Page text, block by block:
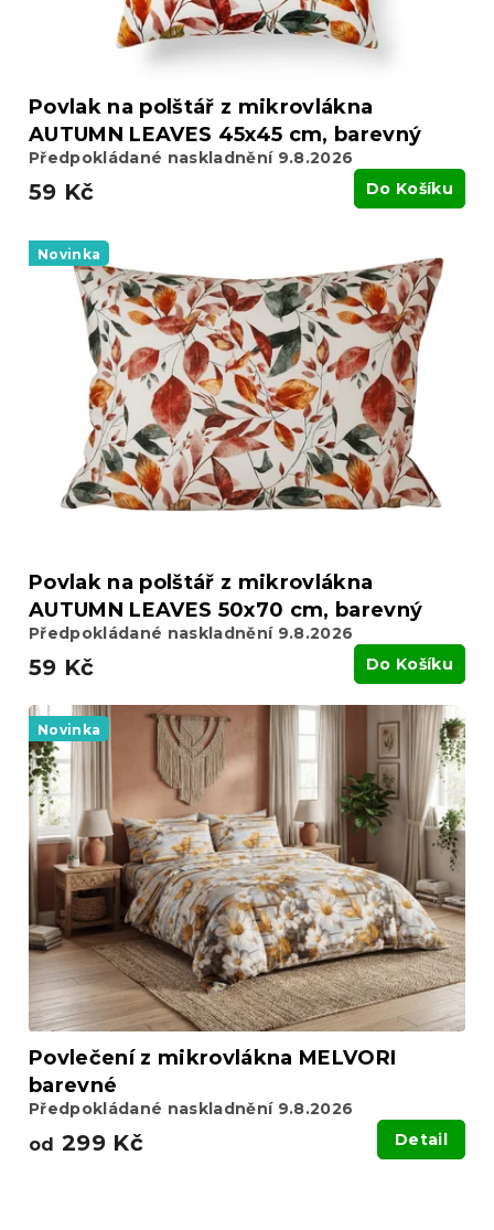
Povlak na polštář z mikrovlákna
AUTUMN LEAVES 45x45 cm, barevný
Předpokládané naskladnění 9.8.2026
59 Kč Do Košíku
Novinka
Povlak na polštář z mikrovlákna
AUTUMN LEAVES 50x70 cm, barevný
Předpokládané naskladnění 9.8.2026
59 Kč Do Košíku
Novinka
Povlečení z mikrovlákna MELVORI
barevné
Předpokládané naskladnění 9.8.2026
od 299 Kč Detail